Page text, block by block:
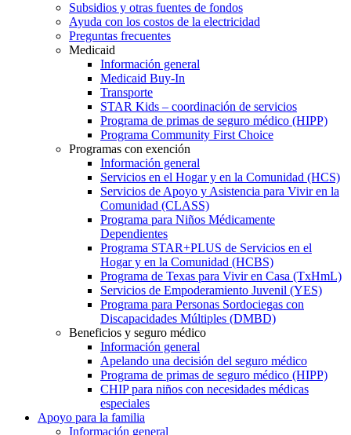
Subsidios y otras fuentes de fondos
Ayuda con los costos de la electricidad
Preguntas frecuentes
Medicaid
Información general
Medicaid Buy-In
Transporte
STAR Kids – coordinación de servicios
Programa de primas de seguro médico (HIPP)
Programa Community First Choice
Programas con exención
Información general
Servicios en el Hogar y en la Comunidad (HCS)
Servicios de Apoyo y Asistencia para Vivir en la
Comunidad (CLASS)
Programa para Niños Médicamente
Dependientes
Programa STAR+PLUS de Servicios en el
Hogar y en la Comunidad (HCBS)
Programa de Texas para Vivir en Casa (TxHmL)
Servicios de Empoderamiento Juvenil (YES)
Programa para Personas Sordociegas con
Discapacidades Múltiples (DMBD)
Beneficios y seguro médico
Información general
Apelando una decisión del seguro médico
Programa de primas de seguro médico (HIPP)
CHIP para niños con necesidades médicas
especiales
Apoyo para la familia
Información general